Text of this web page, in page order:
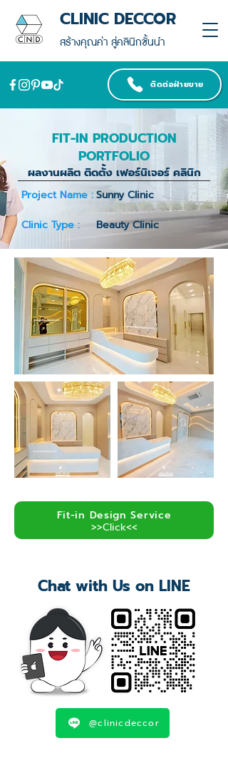
สร้างคุณค่า สู่คลินิกชั้นนำ
CLINIC DECCOR
ติดต่อฝ่ายขาย
FIT-IN PRODUCTION
PORTFOLIO
ผลงานผลิต ติดตั้ง เฟอร์นิเจอร์ คลินิก
Project Name :Sunny Clinic
Clinic Type :
Beauty Clinic
Fit-in Design Service
>>Click<<
Chat with Us on LINE
@clinicdeccor